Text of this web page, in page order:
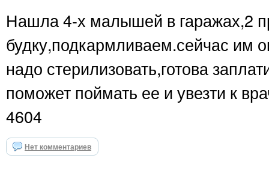
Нашла 4-х малышей в гаражах,2
будку,подкармливаем.сейчас им
надо стерилизовать,готова
поможет поймать ее и увезти к
4604
Нет комментариев